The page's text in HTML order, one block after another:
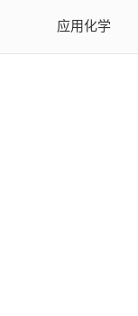
应用化学